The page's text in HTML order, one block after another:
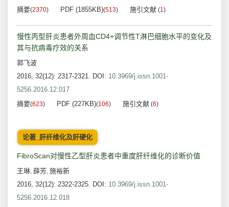
摘要(2370) PDF (1855KB)(513) 施引文献 (1)
慢性丙型肝炎患者外周血CD4+调节性T淋巴细胞水平的变化及
其与抗病毒疗效的关系
郭飞波
2016, 32(12): 2317-2321. DOI: 10.3969/j.issn.1001-
5256.2016.12.017
摘要(623) PDF (227KB)(106) 施引文献 (6)
论著_肝纤维化及肝硬化
FibroScan对慢性乙型肝炎患者中重度肝纤维化的诊断价值
王琳, 薛芳, 施裕新
2016, 32(12): 2322-2325. DOI: 10.3969/j.issn.1001-
5256.2016.12.018